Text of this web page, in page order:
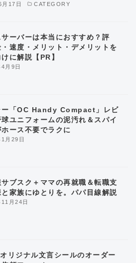
17日 CATEGORY
月9日
サーバーは本当におすすめ？評
速度・メリット・デメリットを
に解説【PR】
月29日
ー「OC Handy Compact」レビ
球ユニフォームの泥汚れ＆スパイ
ース不要でラクに
月24日
ブスク＋ママの再就職＆転職支
家族にゆとりを。パパ目線解説
リジナル文言シールのオーダー